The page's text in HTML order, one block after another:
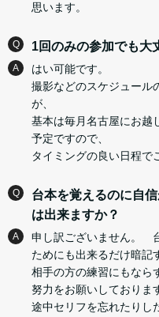
思います。
Q 1回のみの参加でも大
A
はい可能です。
撮影などのスケジュール
が、
基本は毎月名古屋にお越
予定ですので、
タイミングの良い日程で
Q
台本を覚えるのに自
は出来ますか？
A
申し訳ございません。
ためにも出来るだけ暗記
相手の方の練習にもなら
努力をお願いしておりま
途中セリフを忘れたりし